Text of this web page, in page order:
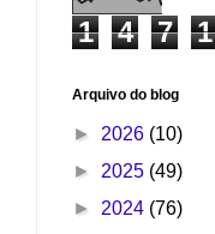
1 4 7 1
Arquivo do blog
► 2026 (10)
► 2025 (49)
► 2024 (76)